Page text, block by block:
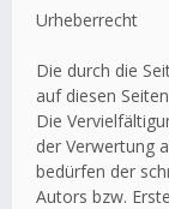
Urheberrecht
Die durch die
auf diesen
Die
der Verwertung
bedürfen der
Autors bzw.